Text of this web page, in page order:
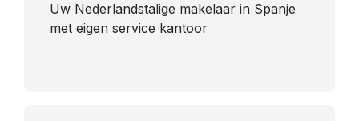
Uw Nederlandstalige makelaar in Spanje
met eigen service kantoor